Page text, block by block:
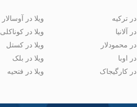
در ترکیه
آلانیا
در محمودلار
اوبا
در کارگیجاک
ویلا در آوسالار
ویلا در کوناکلی
ویلا در کستل
ویلا در بلک
ویلا در فتحیه